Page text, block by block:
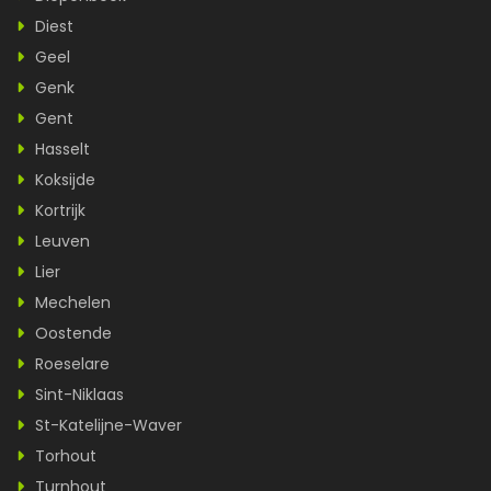
Diest
Geel
Genk
Gent
Hasselt
Koksijde
Kortrijk
Leuven
Lier
Mechelen
Oostende
Roeselare
Sint-Niklaas
St-Katelijne-Waver
Torhout